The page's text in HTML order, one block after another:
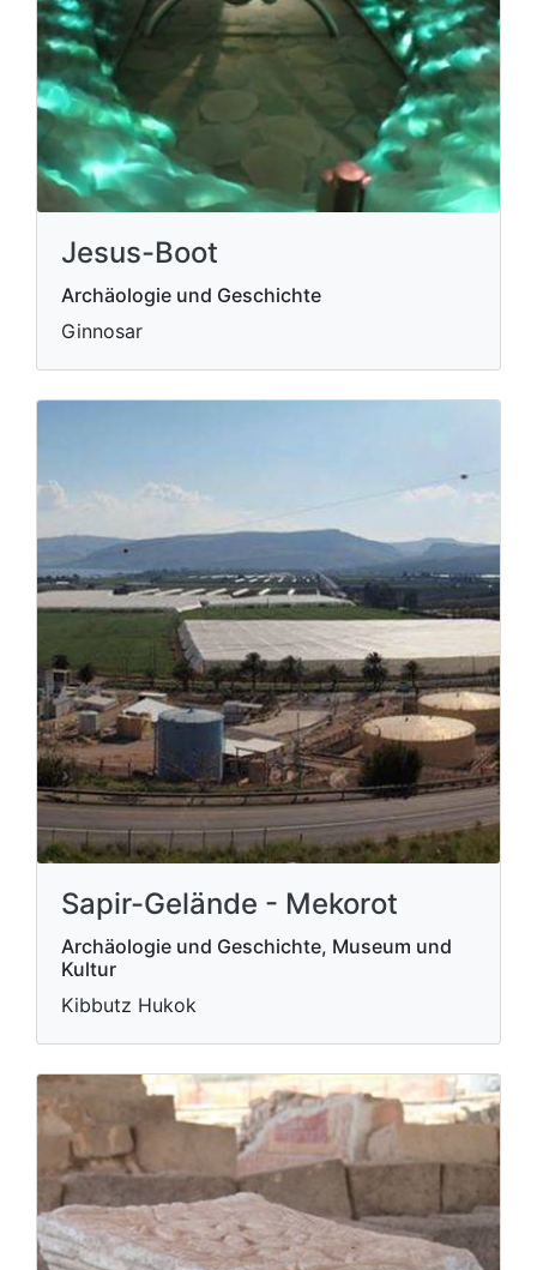
Jesus-Boot
Archäologie und Geschichte
Ginnosar
Sapir-Gelände - Mekorot
Archäologie und Geschichte, Museum und
Kultur
Kibbutz Hukok